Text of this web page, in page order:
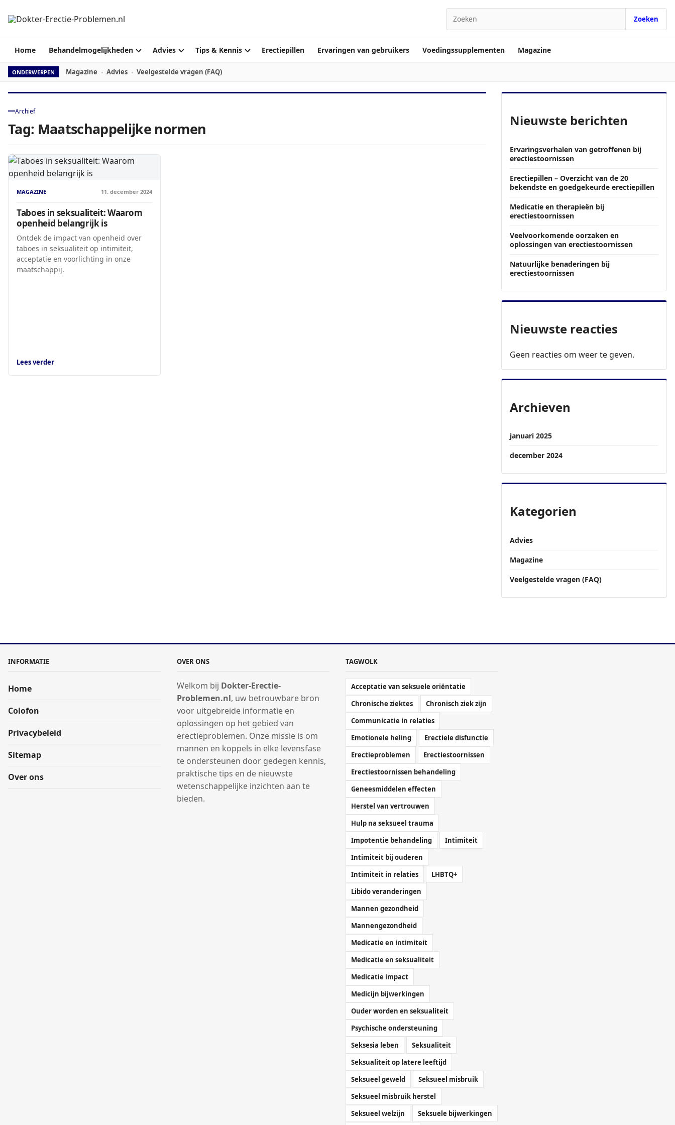
Zoeken naar:
Zoeken
Home Behandelmogelijkheden Advies Tips & Kennis Erectiepillen Ervaringen van gebruikers Voedingssupplementen Magazine
ONDERWERPEN Magazine Advies Veelgestelde vragen (FAQ)
Archief
Tag: Maatschappelijke normen
MAGAZINE 11. december 2024
Taboes in seksualiteit: Waarom
openheid belangrijk is
Ontdek de impact van openheid over
taboes in seksualiteit op intimiteit,
acceptatie en voorlichting in onze
maatschappij.
Lees verder
Nieuwste berichten
Ervaringsverhalen van getroffenen bij
erectiestoornissen
Erectiepillen – Overzicht van de 20
bekendste en goedgekeurde erectiepillen
Medicatie en therapieën bij
erectiestoornissen
Veelvoorkomende oorzaken en
oplossingen van erectiestoornissen
Natuurlijke benaderingen bij
erectiestoornissen
Nieuwste reacties
Geen reacties om weer te geven.
Archieven
januari 2025
december 2024
Kategorien
Advies
Magazine
Veelgestelde vragen (FAQ)
INFORMATIE
Home
Colofon
Privacybeleid
Sitemap
Over ons
OVER ONS
Welkom bij Dokter-Erectie-
Problemen.nl, uw betrouwbare bron
voor uitgebreide informatie en
oplossingen op het gebied van
erectieproblemen. Onze missie is om
mannen en koppels in elke levensfase
te ondersteunen door gedegen kennis,
praktische tips en de nieuwste
wetenschappelijke inzichten aan te
bieden.
TAGWOLK
Acceptatie van seksuele oriëntatie
Chronische ziektes
Chronisch ziek zijn
Communicatie in relaties
Emotionele heling
Erectiele disfunctie
Erectieproblemen
Erectiestoornissen
Erectiestoornissen behandeling
Geneesmiddelen effecten
Herstel van vertrouwen
Hulp na seksueel trauma
Impotentie behandeling
Intimiteit
Intimiteit bij ouderen
Intimiteit in relaties
LHBTQ+
Libido veranderingen
Mannen gezondheid
Mannengezondheid
Medicatie en intimiteit
Medicatie en seksualiteit
Medicatie impact
Medicijn bijwerkingen
Ouder worden en seksualiteit
Psychische ondersteuning
Seksesia leben
Seksualiteit
Seksualiteit op latere leeftijd
Seksueel geweld
Seksueel misbruik
Seksueel misbruik herstel
Seksueel welzijn
Seksuele bijwerkingen